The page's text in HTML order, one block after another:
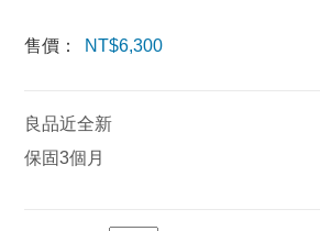
售價： NT$6,300
良品近全新
保固3個月